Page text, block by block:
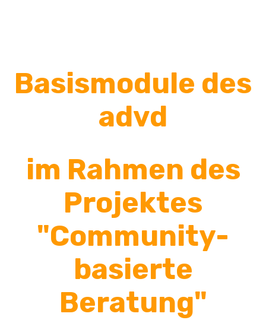
Basismodule des
advd
im Rahmen des
Projektes
"Community-
basierte
Beratung"